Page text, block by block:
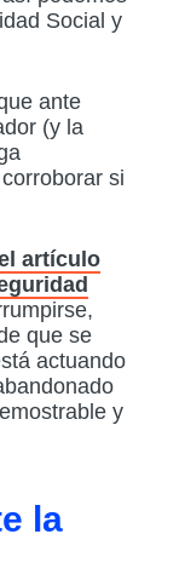
Social y
ante
(y la
si
artículo
que se
actuando
y
la